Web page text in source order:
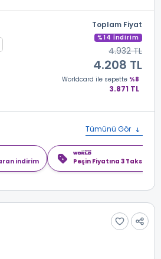
Toplam Fiyat
%14 İndirim
4.932 TL
4.208 TL
Worldcard ile sepette %8
3.871 TL
Tümünü Gör
indirim Peşin Fiyatına 3 Taksit